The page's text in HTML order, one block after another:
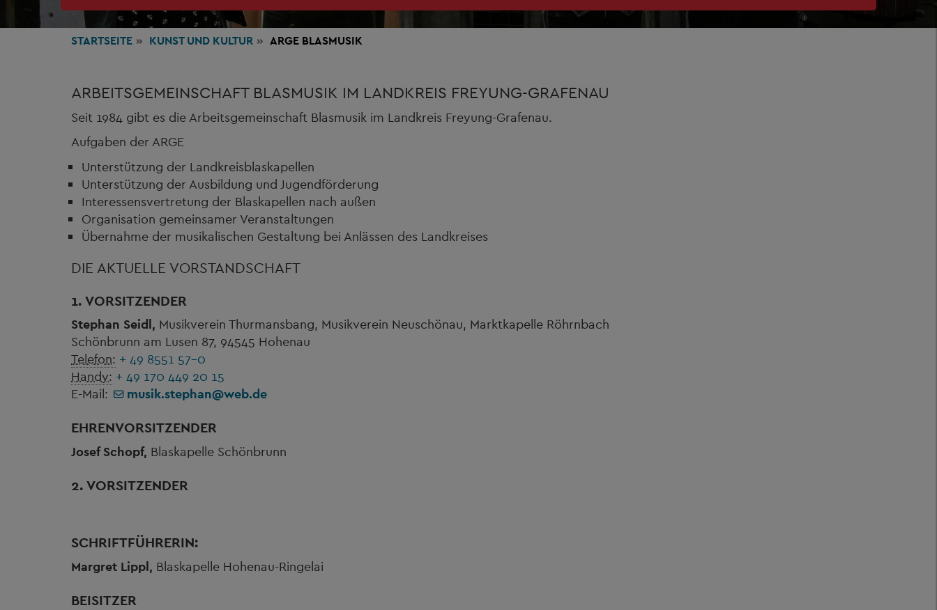
STARTSEITE KUNSTUND KULTUR ARGE BLASMUSIK
ARBEITSGEMEINSCHAFT BLASMUSIK IM LANDKREIS FREYUNG-GRAFENAU
Seit 1984 gibt es die Arbeitsgemeinschaft Blasmusik im Landkreis Freyung-Grafenau.
Aufgaben der ARGE
Unterstützung der Landkreisblaskapellen
Unterstützung der Ausbildung und Jugendförderung
Interessensvertretung der Blaskapellen nach außen
Organisation gemeinsamer Veranstaltungen
Übernahme der musikalischen Gestaltung bei Anlässen des Landkreises
DIE AKTUELLE VORSTANDSCHAFT
1. VORSITZENDER
Stephan Seidl, Musikverein Thurmansbang, Musikverein Neuschönau, Marktkapelle Röhrnbach
Schönbrunn am Lusen 87, 94545 Hohenau
Telefon: + 49 8551 57-0
Handy: + 49 170 449 20 15
E-Mail:
musik.stephan@web.de
EHRENVORSITZENDER
Josef Schopf, Blaskapelle Schönbrunn
2. VORSITZENDER
SCHRIFTFÜHRERIN:
Margret Lippl, Blaskapelle Hohenau-Ringelai
BEISITZER